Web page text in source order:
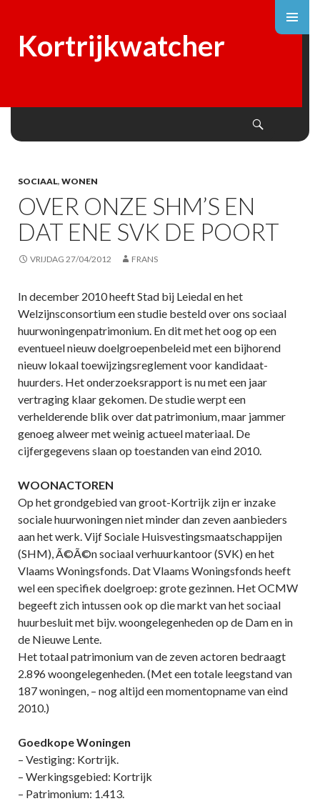
Kortrijkwatcher
SOCIAAL, WONEN
OVER ONZE SHM’S EN
DAT ENE SVK DE POORT
VRIJDAG 27/04/2012 FRANS
In december 2010 heeft Stad bij Leiedal en het
Welzijnsconsortium een studie besteld over ons sociaal
huurwoningenpatrimonium. En dit met het oog op een
eventueel nieuw doelgroepenbeleid met een bijhorend
nieuw lokaal toewijzingsreglement voor kandidaat-
huurders. Het onderzoeksrapport is nu met een jaar
vertraging klaar gekomen. De studie werpt een
verhelderende blik over dat patrimonium, maar jammer
genoeg alweer met weinig actueel materiaal. De
cijfergegevens slaan op toestanden van eind 2010.
WOONACTOREN
Op het grondgebied van groot-Kortrijk zijn er inzake
sociale huurwoningen niet minder dan zeven aanbieders
aan het werk. Vijf Sociale Huisvestingsmaatschappijen
(SHM), Ã©Ã©n sociaal verhuurkantoor (SVK) en het
Vlaams Woningsfonds. Dat Vlaams Woningsfonds heeft
wel een specifiek doelgroep: grote gezinnen. Het OCMW
begeeft zich intussen ook op die markt van het sociaal
huurbesluit met bijv. woongelegenheden op de Dam en in
de Nieuwe Lente.
Het totaal patrimonium van de zeven actoren bedraagt
2.896 woongelegenheden. (Met een totale leegstand van
187 woningen, – nog altijd een momentopname van eind
2010.)
Goedkope Woningen
– Vestiging: Kortrijk.
– Werkingsgebied: Kortrijk
– Patrimonium: 1.413.